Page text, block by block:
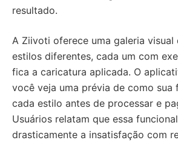
resultado.
A Ziivoti oferece uma galeria visual
estilos diferentes, cada um com
fica a caricatura aplicada. O
você veja uma prévia de como sua
cada estilo antes de processar e
Usuários relatam que essa
drasticamente a insatisfação com